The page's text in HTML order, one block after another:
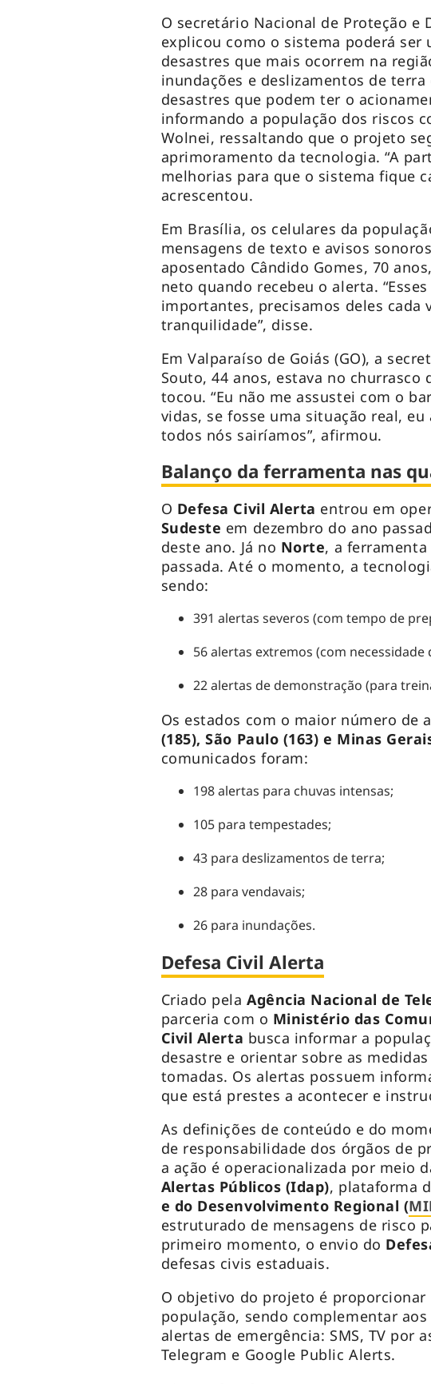
O secretário Nacional de Proteção e
explicou como o sistema poderá ser
desastres que mais ocorrem na
inundações e deslizamentos de terra
desastres que podem ter o
informando a população dos riscos
Wolnei, ressaltando que o projeto
aprimoramento da tecnologia. “A
melhorias para que o sistema fique
acrescentou.
Em Brasília, os celulares da
mensagens de texto e avisos
aposentado Cândido Gomes, 70
neto quando recebeu o alerta.
importantes, precisamos deles cada
tranquilidade”, disse.
Em Valparaíso de Goiás (GO), a
Souto, 44 anos, estava no
tocou. “Eu não me assustei com o
vidas, se fosse uma situação real,
todos nós sairíamos”, afirmou.
Balanço da ferramenta nas
O Defesa Civil Alerta entrou em
Sudeste em dezembro do ano
deste ano. Já no Norte, a
passada. Até o momento, a
sendo:
391 alertas severos (com tempo de
56 alertas extremos (com necessidade
22 alertas de demonstração (para
Os estados com o maior número de
(185), São Paulo (163) e Minas
comunicados foram:
198 alertas para chuvas intensas;
105 para tempestades;
43 para deslizamentos de terra;
28 para vendavais;
26 para inundações.
Defesa Civil Alerta
Criado pelaAgência Nacional de
parceria com o Ministério das
Civil Alerta busca informar a
desastre e orientar sobre as
tomadas. Os alertas possuem
que está prestes a acontecer e
As definições de conteúdo e do
de responsabilidade dos órgãos de
a ação é operacionalizada por meio
Alertas Públicos (Idap), plataforma
e do Desenvolvimento Regional (
estruturado de mensagens de risco
primeiro momento, o envio do
defesas civis estaduais.
O objetivo do projeto é proporcionar
população, sendo complementar
alertas de emergência: SMS, TV por
Telegram e Google Public Alerts.